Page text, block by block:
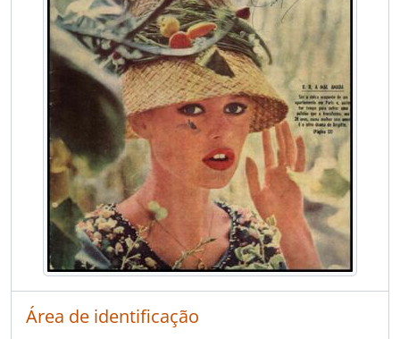
Área de identificação